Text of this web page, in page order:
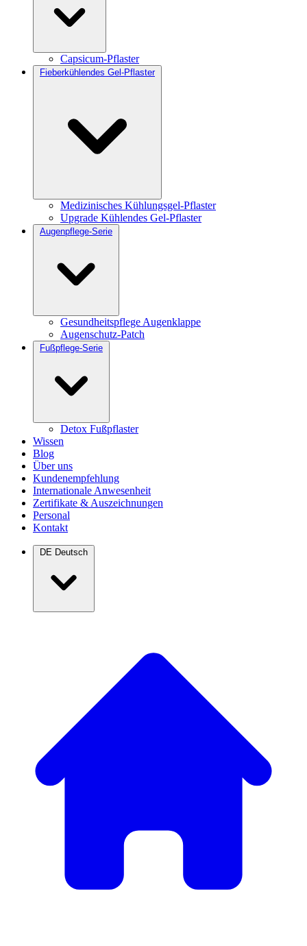
Capsicum-Pflaster
Fieberkühlendes Gel-Pflaster
Medizinisches Kühlungsgel-Pflaster
Upgrade Kühlendes Gel-Pflaster
Augenpflege-Serie
Gesundheitspflege Augenklappe
Augenschutz-Patch
Fußpflege-Serie
Detox Fußpflaster
Wissen
Blog
Über uns
Kundenempfehlung
Internationale Anwesenheit
Zertifikate & Auszeichnungen
Personal
Kontakt
DE Deutsch